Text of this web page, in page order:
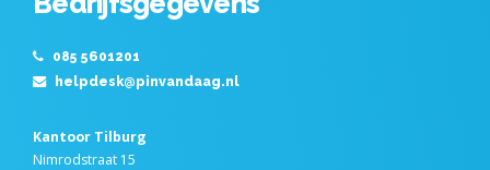
085 5601201
helpdesk@pinvandaag.nl
Kantoor Tilburg
Nimrodstraat 15